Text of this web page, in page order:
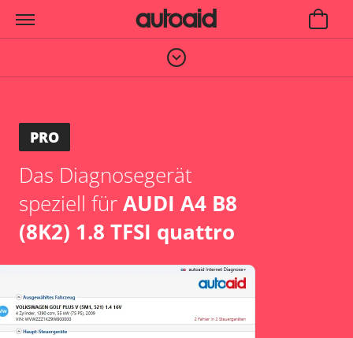
PRO
Das Diagnosegerät
speziell fürAUDI A4 B8
(8K2) 1.8 TFSI quattro